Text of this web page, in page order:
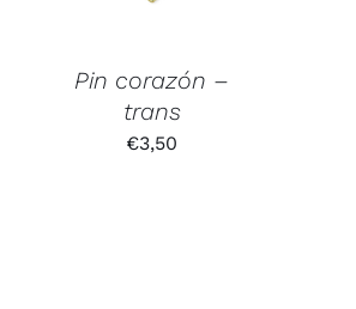
Pin corazón –
trans
€3,50